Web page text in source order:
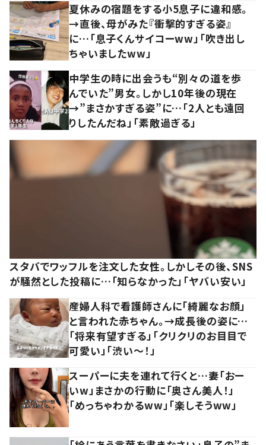
夏休みの宿題をする小5息子に違和感。
→直後、母がみた『衝撃的すぎる姿』
に…「息子くんサイコーww」「吹き出し
ちゃいましたww」
中学生の時に出会うも“別々の道を歩
んでいた”男女。しかし10年後の現在
→”まさかすぎる姿”に…「2人とも遠回
りしたんだね」「素敵過ぎる」
スタバでワッフルを注文した女性。しかしその後、SNS
が騒然とした投稿に…「知らなかった」「ヤバい安い」
産婦人科で看護師さんに「綺麗なお顔」
と言われた赤ちゃん。→成長後の姿に…
「将来有望すぎる」「クリクリのお目目で
可愛い」「渋い～！」
スーパーに夫を連れて行くと…妻「おー
いw」まさかの行動に「奥さん美人！」
「めっちゃわかるww」「楽しそうww」